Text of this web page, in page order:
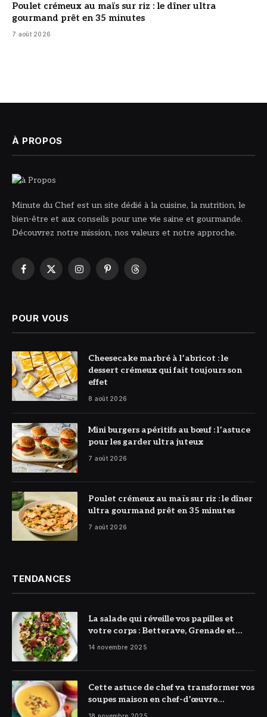
Poulet crémeux au maïs sur riz : le dîner ultra
gourmand prêt en 35 minutes
7 août 2026
À PROPOS
Minute du Chef est un site dédié à la cuisine, la nutrition, le
bien-être et aux conseils pour une vie saine et gourmande.
Découvrez notre mission, nos valeurs et notre approche.
Facebook
X
InstagramPinterestThreads
POUR VOUS
© DR
Cheesecake marbré à l’abricot : le
dessert crémeux qui fait toujours son
effet
8 août 2026
© DR
Mini burgers apéritifs au bœuf : l’astuce
pour les garder ultra juteux
7 août 2026
© DR
Poulet crémeux au maïs sur riz : le dîner
ultra gourmand prêt en 35 minutes
7 août 2026
TENDANCES
La salade qui réveille vos papilles et
votre corps : Betterave, Grenade et
Citron à l’honneur
14 novembre 2025
Cette astuce de chef va transformer vos
soupes maison en chef-d’œuvre
réconfortant
18 novembre 2025